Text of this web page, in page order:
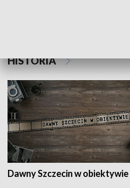
HISTORIA
Dawny Szczecin w obiektywie